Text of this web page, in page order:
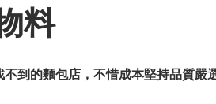
料
不到的麵包店，不惜成本堅持品質